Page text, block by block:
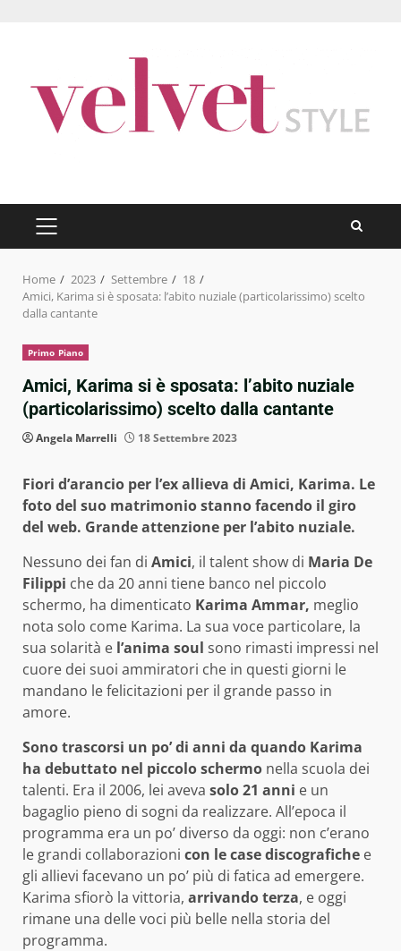
PRIMARY
MENU
Home 2023 Settembre
18
Amici, Karima si è sposata: l’abito nuziale (particolarissimo) scelto
dalla cantante
Primo Piano
Amici, Karima si è sposata: l’abito nuziale
(particolarissimo) scelto dalla cantante
Angela Marrelli 18 Settembre 2023
Fiori d’arancio per l’ex allieva di Amici, Karima. Le
foto del suo matrimonio stanno facendo il giro
del web. Grande attenzione per l’abito nuziale.
Nessuno dei fan di Amici, il talent show di Maria De
Filippi che da 20 anni tiene banco nel piccolo
schermo, ha dimenticato Karima Ammar, meglio
nota solo come Karima. La sua voce particolare, la
sua solarità e l’anima soul sono rimasti impressi nel
cuore dei suoi ammiratori che in questi giorni le
mandano le felicitazioni per il grande passo in
amore.
Sono trascorsi un po’ di anni da quando Karima
ha debuttato nel piccolo schermo nella scuola dei
talenti. Era il 2006, lei aveva solo 21 anni e un
bagaglio pieno di sogni da realizzare. All’epoca il
programma era un po’ diverso da oggi: non c’erano
le grandi collaborazioni con le case discografiche e
gli allievi facevano un po’ più di fatica ad emergere.
Karima sfiorò la vittoria, arrivando terza, e oggi
rimane una delle voci più belle nella storia del
programma.